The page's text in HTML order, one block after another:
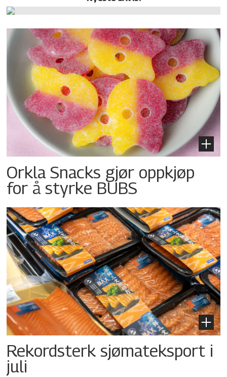
Orkla Snacks gjør oppkjøp
for å styrke BUBS
Rekordsterk sjømateksport i
juli